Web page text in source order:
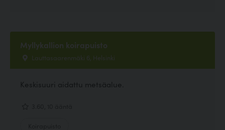
Myllykallion koirapuisto
Lauttasaarenmäki 6, Helsinki
Keskisuuri aidattu metsäalue.